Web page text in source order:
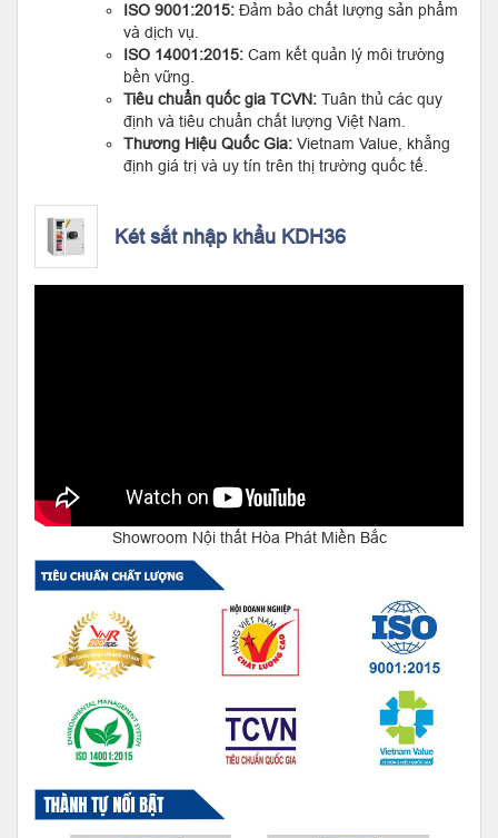
ISO 9001:2015: Đảm bảo chất lượng sản phẩm
và dịch vụ.
ISO 14001:2015: Cam kết quản lý môi trường
bền vững.
Tiêu chuẩn quốc gia TCVN: Tuân thủ các quy
định và tiêu chuẩn chất lượng Việt Nam.
Thương Hiệu Quốc Gia: Vietnam Value, khẳng
định giá trị và uy tín trên thị trường quốc tế.
Két sắt nhập khẩu KDH36
Showroom Nội thất Hòa Phát Miền Bắc